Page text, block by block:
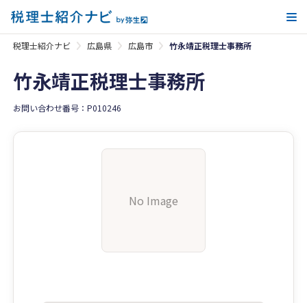
税理士紹介ナビ 広島県 広島市 竹永靖正税理士事務所
竹永靖正税理士事務所
お問い合わせ番号：P010246
No Image